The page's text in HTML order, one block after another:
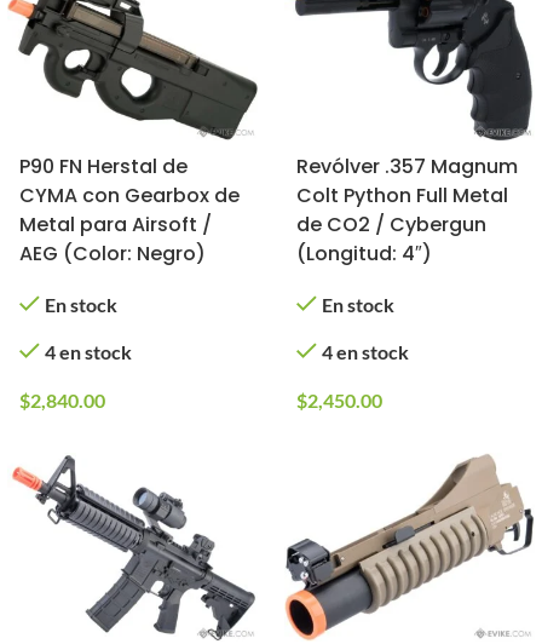
P90 FN Herstal de
CYMA con Gearbox de
Metal para Airsoft /
AEG (Color: Negro)
En stock
4 en stock
$2,840.00
Revólver .357 Magnum
Colt Python Full Metal
de CO2 / Cybergun
(Longitud: 4″)
En stock
4 en stock
$2,450.00